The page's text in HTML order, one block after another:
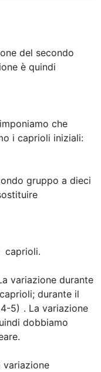
del secondo
è quindi
imponiamo che
i caprioli iniziali:
caprioli.
variazione durante
caprioli; durante il
5) . La variazione
dobbiamo